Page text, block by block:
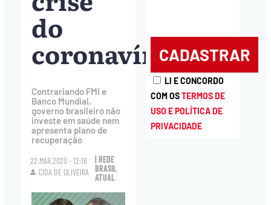
do
coronavírus
Contrariando FMI e
Banco Mundial,
governo brasileiro não
investe em saúde nem
apresenta plano de
recuperação
22.MAR.2020 - 12:18
CIDA DE OLIVEIRA
| REDE
BRASIL
ATUAL
LI E CONCORDO
COM OSTERMOS DE
USO E POLÍTICA DE
PRIVACIDADE